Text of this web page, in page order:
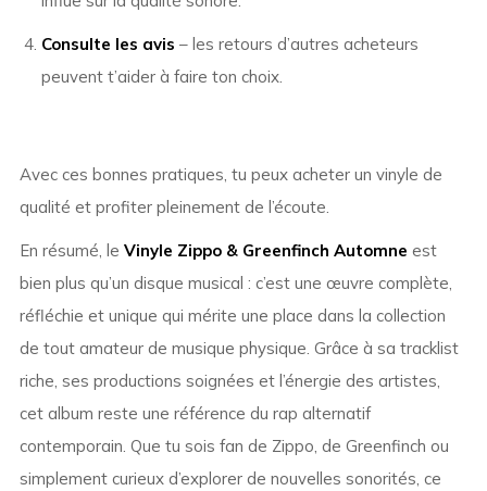
Consulte les avis – les retours d’autres acheteurs
peuvent t’aider à faire ton choix.
Avec ces bonnes pratiques, tu peux acheter un vinyle de
qualité et profiter pleinement de l’écoute.
En résumé, le Vinyle Zippo & Greenfinch Automne est
bien plus qu’un disque musical : c’est une œuvre complète,
réfléchie et unique qui mérite une place dans la collection
de tout amateur de musique physique. Grâce à sa tracklist
riche, ses productions soignées et l’énergie des artistes,
cet album reste une référence du rap alternatif
contemporain. Que tu sois fan de Zippo, de Greenfinch ou
simplement curieux d’explorer de nouvelles sonorités, ce